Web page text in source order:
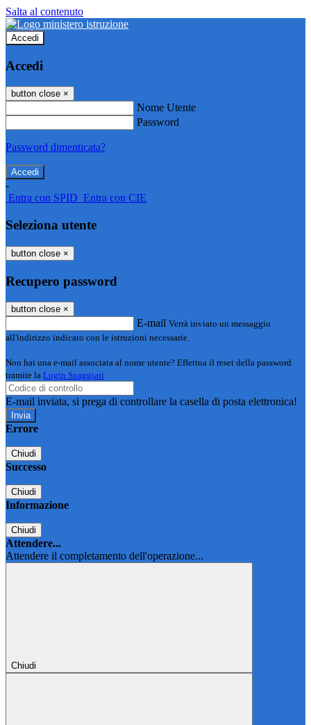
Salta al contenuto
Accedi
Accedi
button close ×
Nome Utente
Password
Password dimenticata?
-
Entra con SPID Entra con CIE
Seleziona utente
button close ×
Recupero password
button close ×
E-mail Verrà inviato un messaggio
all'indirizzo indicato con le istruzioni necessarie.
Non hai una e-mail associata al nome utente? Effettua il reset della password
tramite la Login Spaggiari
E-mail inviata, si prega di controllare la casella di posta elettronica!
Errore
Chiudi
Successo
Chiudi
Informazione
Chiudi
Attendere...
Attendere il completamento dell'operazione...
Chiudi